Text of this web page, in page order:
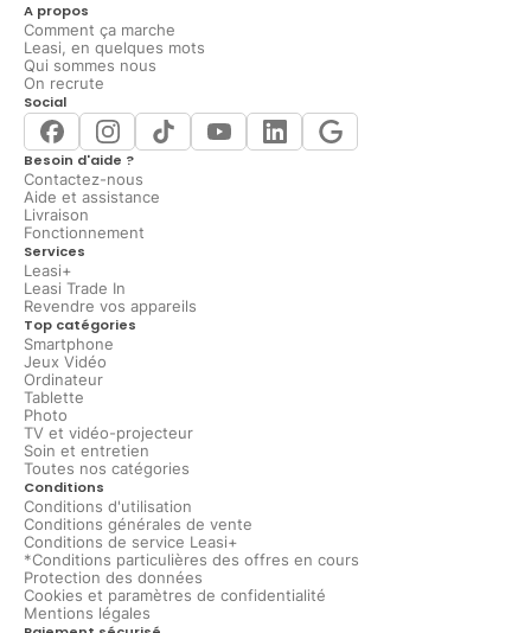
A propos
Comment ça marche
Leasi, en quelques mots
Qui sommes nous
On recrute
Social
Besoin d'aide ?
Contactez-nous
Aide et assistance
Livraison
Fonctionnement
Services
Leasi+
Leasi Trade In
Revendre vos appareils
Top catégories
Smartphone
Jeux Vidéo
Ordinateur
Tablette
Photo
TV et vidéo-projecteur
Soin et entretien
Toutes nos catégories
Conditions
Conditions d'utilisation
Conditions générales de vente
Conditions de service Leasi+
*Conditions particulières des offres en cours
Protection des données
Cookies et paramètres de confidentialité
Mentions légales